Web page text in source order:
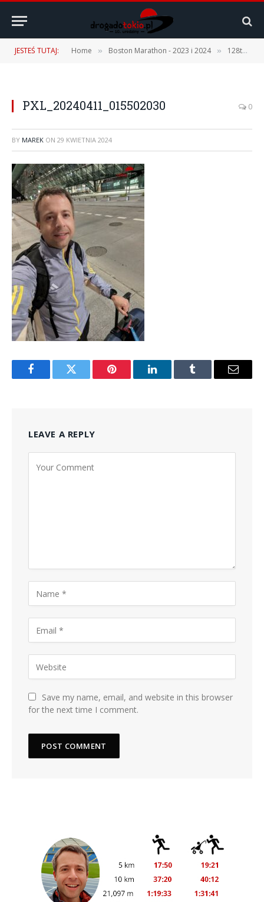
JESTEŚ TUTAJ: Home » Boston Marathon - 2023 i 2024 » 128th Boston Marathon – 15.04.2024 r. [1 część – Podróż, Expo, Fan Fest]
PXL_20240411_015502030 0
BY MAREK ON 29 KWIETNIA 2024
FacebookTwitter Pinterest LinkedInTumblr Email
LEAVE A REPLY
Save my name, email, and website in this browser
for the next time I comment.